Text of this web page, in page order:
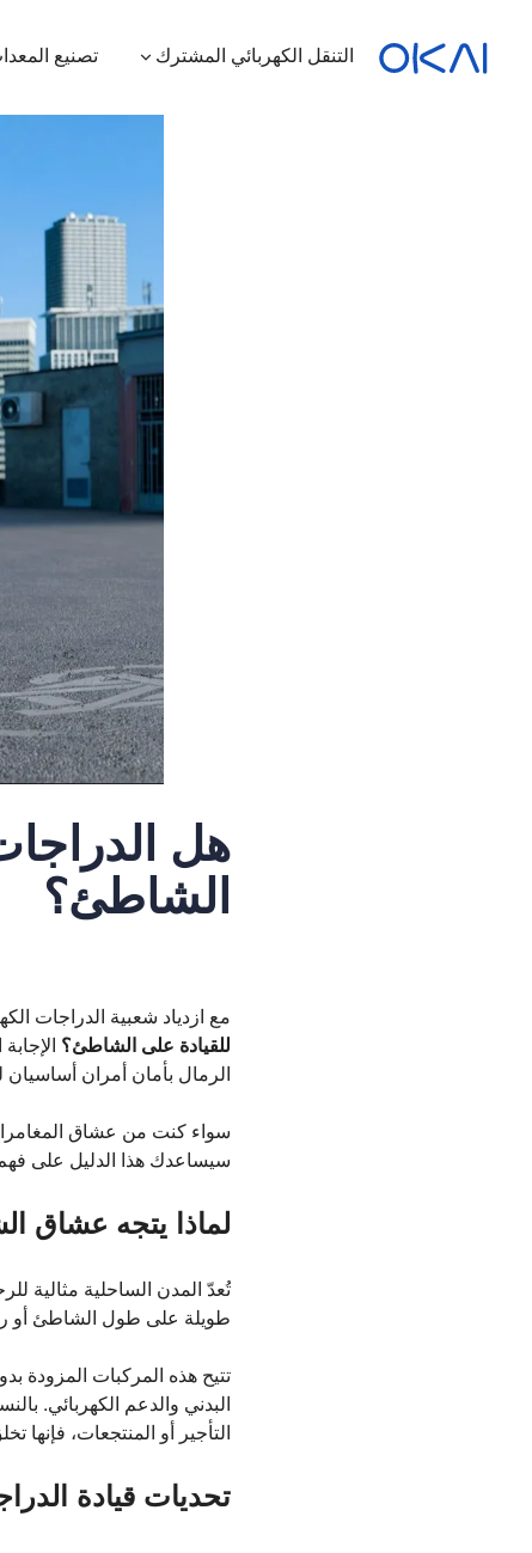
التنقل الكهربائي المشترك تصنيع
ES400A
هل
الشاطئ؟
مع ازدياد شعبية الدراجات
للقيادة على الشاطئ؟
الرمال بأمان أمران أساسيان
سواء كنت من عشاق
سيساعدك هذا الدليل على فهم
لماذا يتجه عشاق
تُعدّ المدن الساحلية مثالية
طويلة على طول الشاطئ أو
تتيح هذه المركبات المزودة
البدني والدعم الكهربائي.
التأجير أو المنتجعات،
تحديات قيادة